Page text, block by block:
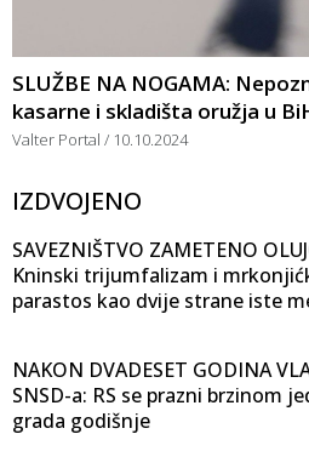
SLUŽBE NA NOGAMA:
kasarne i skladišta oružja u
Valter Portal 10.10.2024
IZDVOJENO
SAVEZNIŠTVO ZAMETENO
Kninski trijumfalizam i
parastos kao dvije strane iste
NAKON DVADESET GODINA
SNSD-a: RS se prazni brzinom
grada godišnje